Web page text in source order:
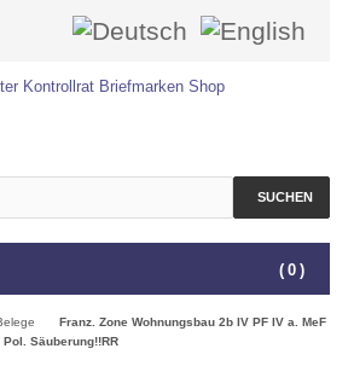
SUCHEN
( 0 )
Franz. Zone Wohnungsbau 2b IV PF IV a. MeF
Säuberung!!RR